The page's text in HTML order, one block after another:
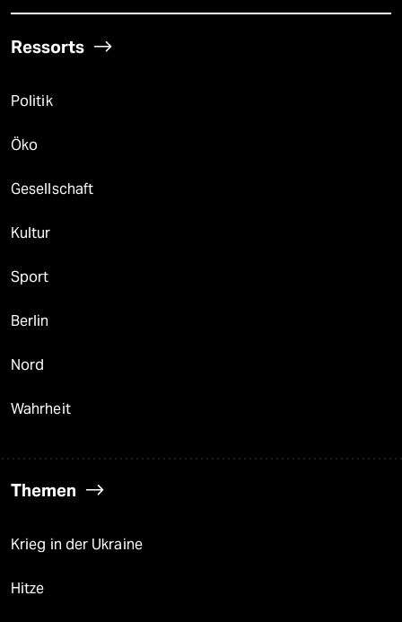
Ressorts
Politik
Öko
Gesellschaft
Kultur
Sport
Berlin
Nord
Wahrheit
Themen
Krieg in der Ukraine
Hitze